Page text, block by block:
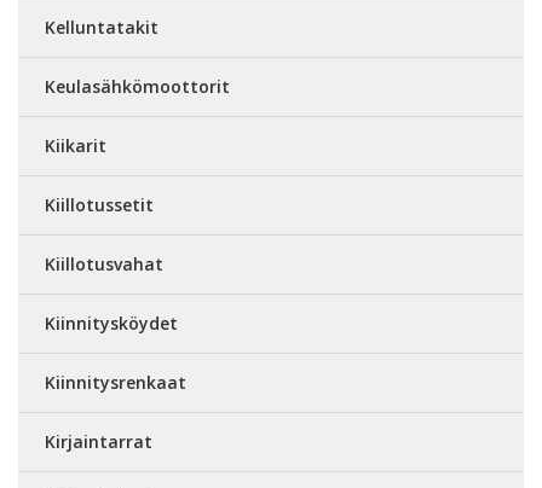
Kelluntatakit
Keulasähkömoottorit
Kiikarit
Kiillotussetit
Kiillotusvahat
Kiinnitysköydet
Kiinnitysrenkaat
Kirjaintarrat